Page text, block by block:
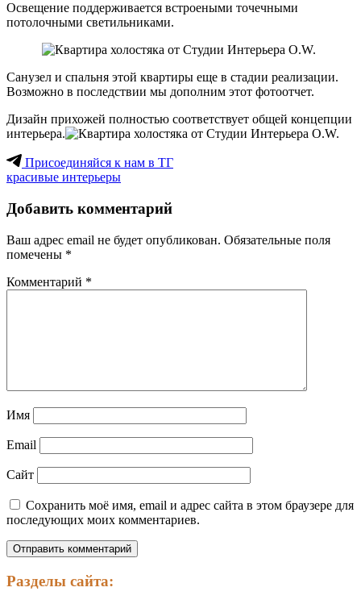
Освещение поддерживается встроеными точечными
потолочными светильниками.
Санузел и спальня этой квартиры еще в стадии реализации.
Возможно в последствии мы дополним этот фотоотчет.
Дизайн прихожей полностью соответствует общей концепции
интерьера.
Присоединяйся к нам в ТГ
красивые интерьеры
Добавить комментарий
Ваш адрес email не будет опубликован. Обязательные поля
помечены *
Комментарий *
Имя
Email
Сайт
Сохранить моё имя, email и адрес сайта в этом браузере для
последующих моих комментариев.
Разделы сайта: